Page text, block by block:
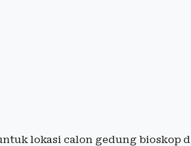
lokasi calon gedung bioskop